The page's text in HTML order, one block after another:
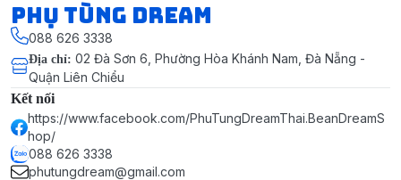
Phụ Tùng Dream
088 626 3338
Địa chỉ: 02 Đà Sơn 6, Phường Hòa Khánh Nam, Đà Nẵng -
Quận Liên Chiểu
Kết nối
https://www.facebook.com/PhuTungDreamThai.BeanDreamS
hop/
088 626 3338
phutungdream@gmail.com